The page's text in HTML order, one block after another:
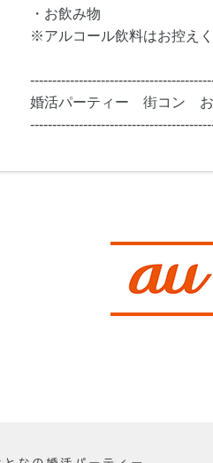
・お飲み物
※アルコール飲料はお控えく
婚活パーティー 街コン お